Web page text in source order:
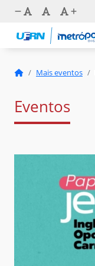
Mais eventos
Eventos